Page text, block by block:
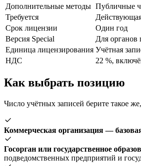
Дополнительные методы Публичные
Требуется
Срок лицензии
Один год
Версия Special
Для органов
Единица лицензирования Учётная
НДС
22 %,
Как выбрать позицию
Число учётных записей берите такое
Коммерческая организация —
Госорган или государственное
подведомственных предприятий и